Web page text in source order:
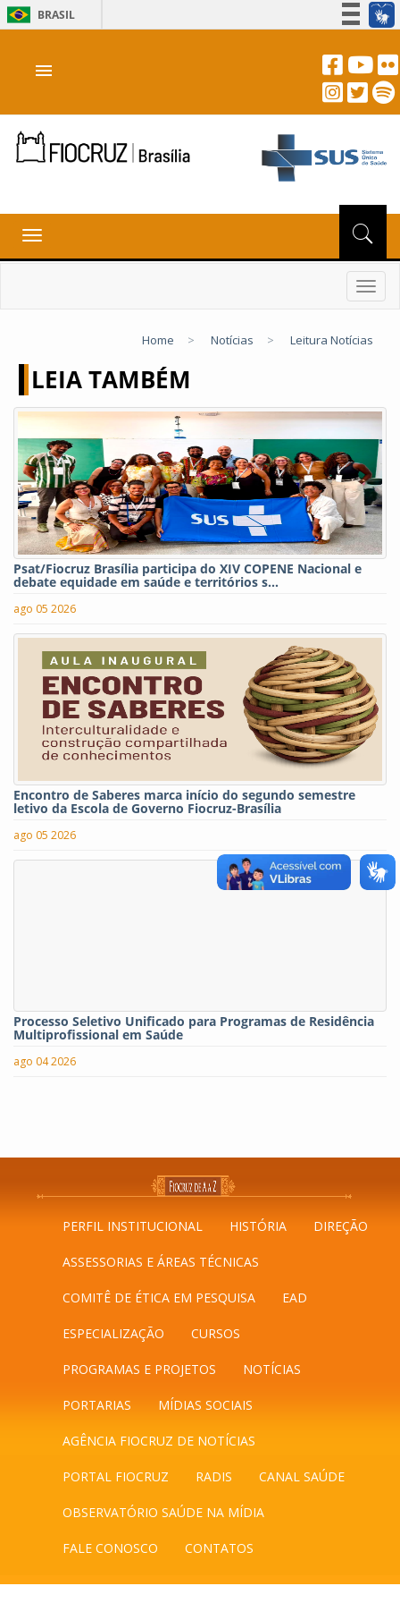
BRASIL
Acesso à informação
Canais
menu
Toggle
navigation
Home > Notícias > Leitura Notícias
LEIA TAMBÉM
Psat/Fiocruz Brasília participa do XIV COPENE Nacional e
debate equidade em saúde e territórios s...
ago 05 2026
Encontro de Saberes marca início do segundo semestre
letivo da Escola de Governo Fiocruz-Brasília
ago 05 2026
Processo Seletivo Unificado para Programas de Residência
Multiprofissional em Saúde
ago 04 2026
PERFIL INSTITUCIONAL HISTÓRIA DIREÇÃO
ASSESSORIAS E ÁREAS TÉCNICAS
COMITÊ DE ÉTICA EM PESQUISA EAD
ESPECIALIZAÇÃO CURSOS
PROGRAMAS E PROJETOS NOTÍCIAS
PORTARIAS MÍDIAS SOCIAIS
AGÊNCIA FIOCRUZ DE NOTÍCIAS
PORTAL FIOCRUZ RADIS CANAL SAÚDE
OBSERVATÓRIO SAÚDE NA MÍDIA
FALE CONOSCO CONTATOS